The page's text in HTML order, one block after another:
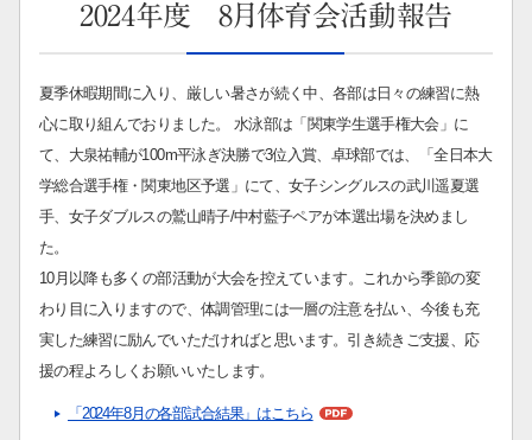
2024年度 8月体育会活動報告
夏季休暇期間に入り、厳しい暑さが続く中、各部は日々の練習に熱
心に取り組んでおりました。 水泳部は「関東学生選手権大会」に
て、大泉祐輔が100m平泳ぎ決勝で3位入賞、卓球部では、「全日本大
学総合選手権・関東地区予選」にて、女子シングルスの武川遥夏選
手、女子ダブルスの鷲山晴子/中村藍子ペアが本選出場を決めまし
た。
10月以降も多くの部活動が大会を控えています。これから季節の変
わり目に入りますので、体調管理には一層の注意を払い、今後も充
実した練習に励んでいただければと思います。引き続きご支援、応
援の程よろしくお願いいたします。
「2024年8月の各部試合結果」はこちら